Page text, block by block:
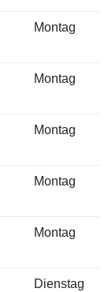
Montag
Montag
Montag
Montag
Montag
Dienstag